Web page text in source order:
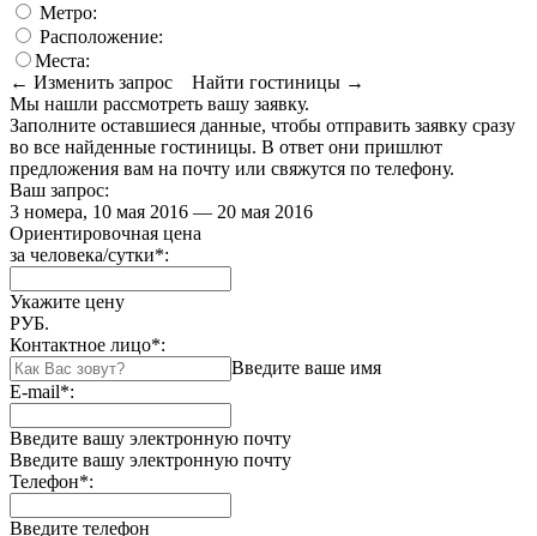
Метро:
Расположение:
Места:
← Изменить запрос
Найти гостиницы →
Мы нашли рассмотреть вашу заявку.
Заполните оставшиеся данные, чтобы отправить заявку сразу
во все найденные гостиницы. В ответ они пришлют
предложения вам на почту или свяжутся по телефону.
Ваш запрос:
3 номера, 10 мая 2016 — 20 мая 2016
Ориентировочная цена
за человека/сутки*:
Укажите цену
РУБ.
Контактное лицо*:
Введите ваше имя
E-mail*:
Введите вашу электронную почту
Введите вашу электронную почту
Телефон*:
Введите телефон